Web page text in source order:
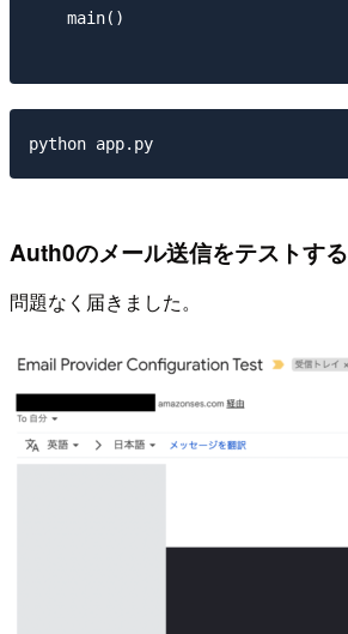
    main()
Auth0のメール送信をテストする
問題なく届きました。